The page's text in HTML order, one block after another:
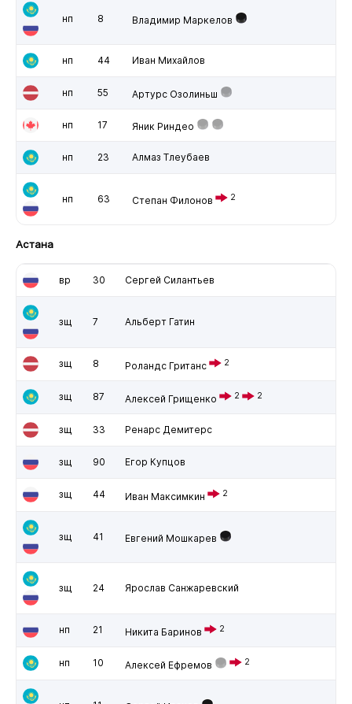
нп 8 Владимир Маркелов
нп 44 Иван Михайлов
нп 55 Артурс Озолиньш
нп 17 Яник Риндео
нп 23 Алмаз Тлеубаев
нп 63 Степан Филонов 2
Астана
вр 30 Сергей Силантьев
зщ 7 Альберт Гатин
зщ 8 Роландс Гританс 2
зщ 87 Алексей Грищенко 2 2
зщ 33 Ренарс Демитерс
зщ 90 Егор Купцов
зщ 44 Иван Максимкин 2
зщ 41 Евгений Мошкарев
зщ 24 Ярослав Санжаревский
нп 21 Никита Баринов 2
нп 10 Алексей Ефремов 2